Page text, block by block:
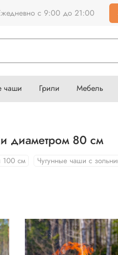
с 9:00 до 21:00
чаши Грили Мебель
диаметром 80 см
100 см Чугунные чаши с